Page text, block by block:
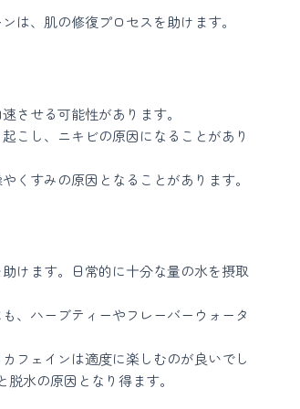
は、肌の修復プロセスを助けます。
させる可能性があります。
こし、ニキビの原因になることがあり
くすみの原因となることがあります。
けます。日常的に十分な量の水を摂取
、ハーブティーやフレーバーウォータ
フェインは適度に楽しむのが良いでし
水の原因となり得ます。